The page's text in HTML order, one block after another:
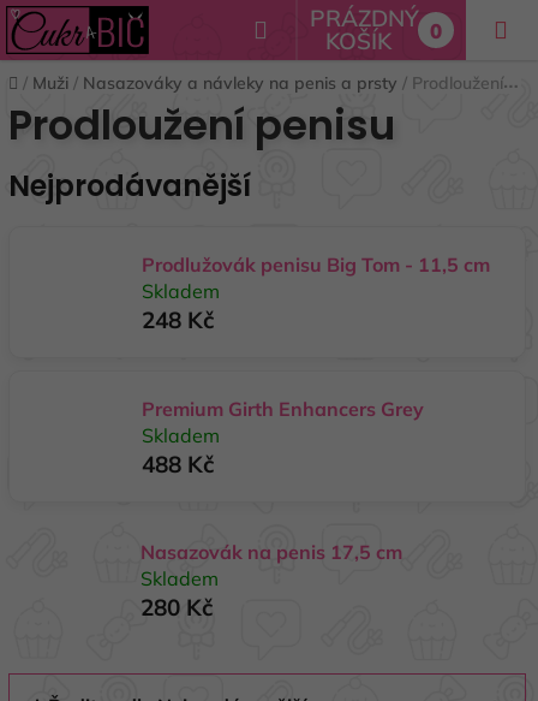
Přejít
na
obsah
Hledat
NÁKUPNÍ
KOŠÍK
PRÁZDNÝ
KOŠÍK 0
Domů
/ Muži / Nasazováky a návleky na penis a prsty / Prodloužení penisu
Prodloužení penisu
Nejprodávanější
Prodlužovák penisu Big Tom - 11,5 cm
Skladem
248 Kč
Premium Girth Enhancers Grey
Skladem
488 Kč
Nasazovák na penis 17,5 cm
Skladem
280 Kč
Ř